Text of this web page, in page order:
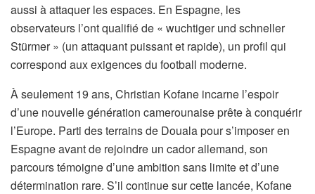
aussi à attaquer les espaces. En Espagne, les
observateurs l’ont qualifié de « wuchtiger und schneller
Stürmer » (un attaquant puissant et rapide), un profil qui
correspond aux exigences du football moderne.
À seulement 19 ans, Christian Kofane incarne l’espoir
d’une nouvelle génération camerounaise prête à conquérir
l’Europe. Parti des terrains de Douala pour s’imposer en
Espagne avant de rejoindre un cador allemand, son
parcours témoigne d’une ambition sans limite et d’une
détermination rare. S’il continue sur cette lancée, Kofane